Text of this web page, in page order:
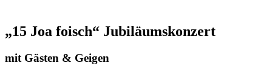
„15 Joa foisch“ Jubiläumskonzert
mit Gästen & Geigen